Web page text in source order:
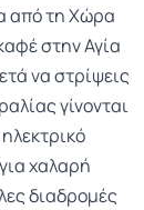
από τη Χώρα
στην Αγία
να στρίψεις
γίνονται
χαλαρή
διαδρομές